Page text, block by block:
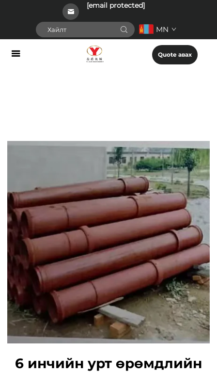
[email protected]
MN
Quote авах
6 инчийн урт өрөмдлийн